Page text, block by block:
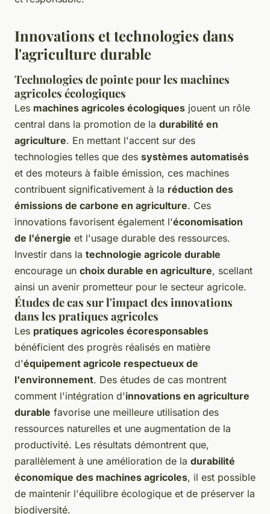
Innovations et technologies dans
l'agriculture durable
Technologies de pointe pour les machines
agricoles écologiques
Les machines agricoles écologiques jouent un rôle
central dans la promotion de la durabilité en
agriculture. En mettant l'accent sur des
technologies telles que des systèmes automatisés
et des moteurs à faible émission, ces machines
contribuent significativement à la réduction des
émissions de carbone en agriculture. Ces
innovations favorisent également l'économisation
de l'énergie et l'usage durable des ressources.
Investir dans la technologie agricole durable
encourage un choix durable en agriculture, scellant
ainsi un avenir prometteur pour le secteur agricole.
Études de cas sur l'impact des innovations
dans les pratiques agricoles
Les pratiques agricoles écoresponsables
bénéficient des progrès réalisés en matière
d'équipement agricole respectueux de
l'environnement. Des études de cas montrent
comment l'intégration d'innovations en agriculture
durable favorise une meilleure utilisation des
ressources naturelles et une augmentation de la
productivité. Les résultats démontrent que,
parallèlement à une amélioration de la durabilité
économique des machines agricoles, il est possible
de maintenir l'équilibre écologique et de préserver la
biodiversité.